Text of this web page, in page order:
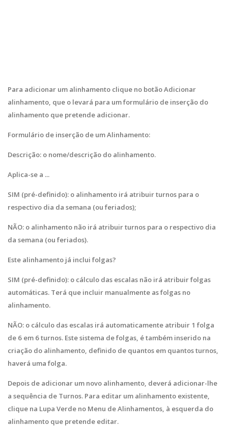
Para adicionar um alinhamento clique no botão Adicionar
alinhamento, que o levará para um formulário de inserção do
alinhamento que pretende adicionar.
Formulário de inserção de um Alinhamento:
Descrição: o nome/descrição do alinhamento.
Aplica-se a ...
SIM (pré-definido): o alinhamento irá atribuir turnos para o
respectivo dia da semana (ou feriados);
NÃO: o alinhamento não irá atribuir turnos para o respectivo dia
da semana (ou feriados).
Este alinhamento já inclui folgas?
SIM (pré-definido): o cálculo das escalas não irá atribuir folgas
automáticas. Terá que incluir manualmente as folgas no
alinhamento.
NÃO: o cálculo das escalas irá automaticamente atribuir 1 folga
de 6 em 6 turnos. Este sistema de folgas, é também inserido na
criação do alinhamento, definido de quantos em quantos turnos,
haverá uma folga.
Depois de adicionar um novo alinhamento, deverá adicionar-lhe
a sequência de Turnos. Para editar um alinhamento existente,
clique na Lupa Verde no Menu de Alinhamentos, à esquerda do
alinhamento que pretende editar.